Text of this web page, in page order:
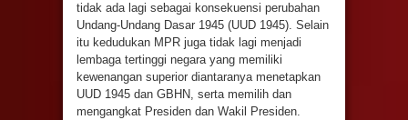
tidak ada lagi sebagai konsekuensi perubahan
Undang-Undang Dasar 1945 (UUD 1945). Selain
itu kedudukan MPR juga tidak lagi menjadi
lembaga tertinggi negara yang memiliki
kewenangan superior diantaranya menetapkan
UUD 1945 dan GBHN, serta memilih dan
mengangkat Presiden dan Wakil Presiden.